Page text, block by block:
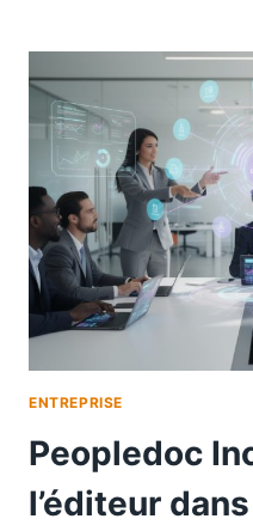
ENTREPRISE
Peopledoc
l’éditeur